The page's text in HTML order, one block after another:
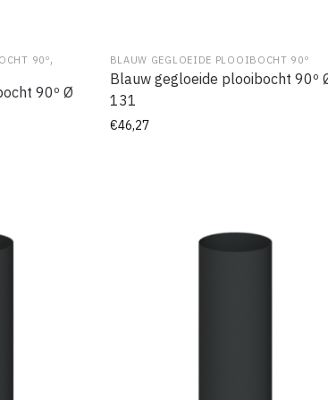
90º,
90º Ø
BLAUW GEGLOEIDE PLOOIBOCHT 90º
Blauw gegloeide plooibocht 90º
131
€46,27